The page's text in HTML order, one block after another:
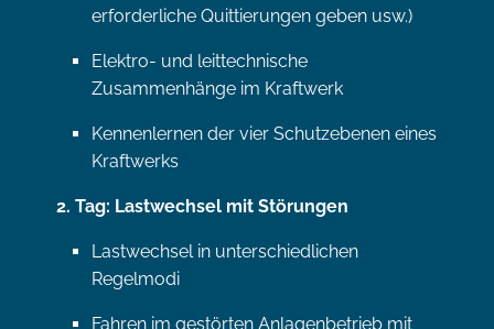
erforderliche Quittierungen geben usw.)
Elektro- und leittechnische
Zusammenhänge im Kraftwerk
Kennenlernen der vier Schutzebenen eines
Kraftwerks
2. Tag: Lastwechsel mit Störungen
Lastwechsel in unterschiedlichen
Regelmodi
Fahren im gestörten Anlagenbetrieb mit